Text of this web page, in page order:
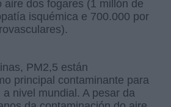
aire dos fogares (1 millón de
isquémica e 700.000 por
PM2,5 están
principal contaminante para
nivel mundial. A pesar da